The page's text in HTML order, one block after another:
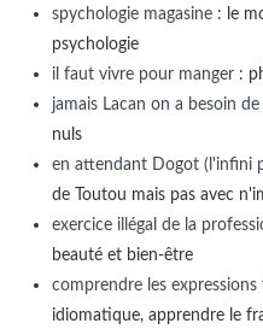
spychologie magasine: le
psychologie
il faut vivre pour manger:
jamais Lacan on a besoin
nuls
en attendant Dogot (l'infini
de Toutou mais pas avec
exercice illégal de la
beauté et bien-être
comprendre les expressions
idiomatique, apprendre le